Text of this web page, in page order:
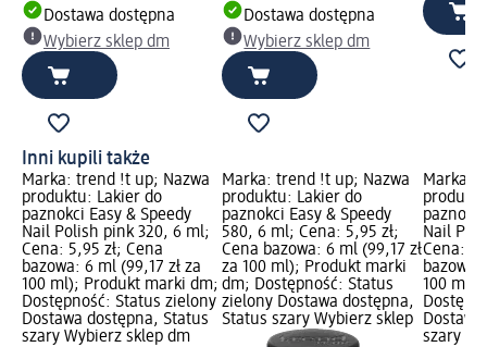
Dostawa dostępna
Wybierz sklep dm
Dostawa dostępna
Wybierz sklep dm
Inni kupili także
Marka: trend !t up; Nazwa
produktu: Lakier do
paznokci Easy & Speedy
Nail Polish pink 320, 6 ml;
Cena: 5,95 zł; Cena
bazowa: 6 ml (99,17 zł za
100 ml); Produkt marki dm;
Dostępność: Status zielony
Dostawa dostępna, Status
szary Wybierz sklep dm
Marka: trend !t up; Nazwa
produktu: Lakier do
paznokci Easy & Speedy
580, 6 ml; Cena: 5,95 zł;
Cena bazowa: 6 ml (99,17 zł
za 100 ml); Produkt marki
dm; Dostępność: Status
zielony Dostawa dostępna,
Status szary Wybierz sklep
Marka:
Nail
Cena:
bazowa:
100 ml);
szary